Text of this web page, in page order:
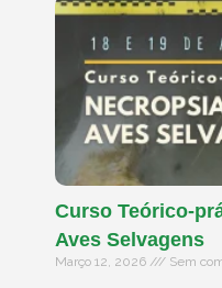
Curso Teórico-
Aves Selvagens
Março 12, 2026 Sem